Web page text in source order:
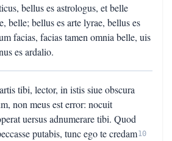
bellus es astrologus, et belle
belle; bellus es arte lyrae, bellus es
facias, facias tamen omnia belle, uis
es ardalio.
tibi, lector, in istis siue obscura
non meus est error: nocuit
uersus adnumerare tibi. Quod
putabis, tunc ego te credam10